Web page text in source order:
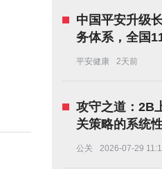
中国平安升级
务体系，全国
康长寿中心正
平安健康 2天前
攻守之道：2B
关策略的系统
公关 2026-07-29